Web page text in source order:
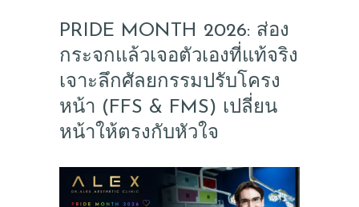
PRIDE MONTH 2026: ส่อง
กระจกแล้วเจอตัวเองที่แท้จริง
เจาะลึกศัลยกรรมปรับโครง
หน้า (FFS & FMS) เปลี่ยน
หน้าให้ตรงกับหัวใจ